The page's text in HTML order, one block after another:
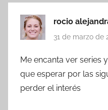
rocio
31 de marzo de
Me encanta ver series
que esperar por las
perder el interés